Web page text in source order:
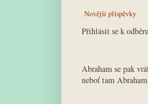
Novější příspěvky
Přihlásit se k
Abraham se pak
neboť tam